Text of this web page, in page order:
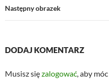
Następny obrazek
DODAJ KOMENTARZ
Musisz sięzalogować, aby